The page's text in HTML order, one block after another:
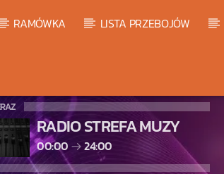
RAMÓWKA LISTA PRZEBOJÓW
RADIO STREFA MUZY
00:00 24:00